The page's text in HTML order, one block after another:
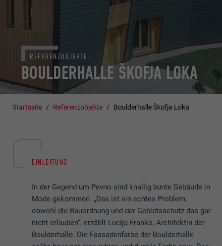
BOULDERHALLE ŠKOFJA LOKA
REFERENZOBJEKTE
Startseite Referenzobjekte Boulderhalle Škofja Loka
EINLEITUNG
In der Gegend um Pevno sind knallig bunte Gebäude in
Mode gekommen. „Das ist ein echtes Problem,
obwohl die Bauordnung und der Gebietsschutz das gar
nicht erlauben“, erzählt Lucija Franko, Architektin der
Boulderhalle. Die Fassadenfarbe der Boulderhalle